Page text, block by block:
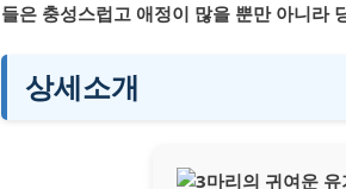
들은 충성스럽고 애정이 많을 뿐만 아니라
상세소개